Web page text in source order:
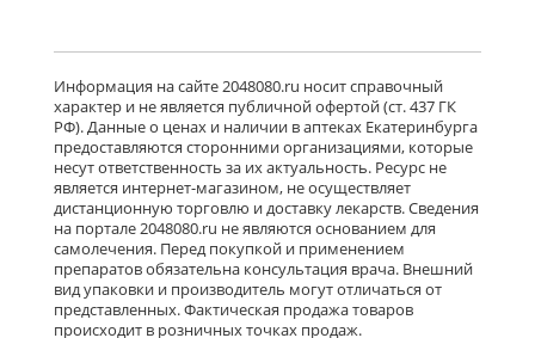
Гленцет (таблетки покрытые
пленочной оболочкой 5 мг N10)
Гленмарк Дженерикс Лимитед -
Индия
Нет в аптеках города
Гленцет (таблетки покрытые
пленочной оболочкой 5 мг N14)
Гленмарк Дженерикс Лимитед -
Индия
Нет в аптеках города
Информация на сайте 2048080.ru носит справочный
характер и не является публичной офертой (ст. 437 ГК
РФ). Данные о ценах и наличии в аптеках Екатеринбурга
предоставляются сторонними организациями, которые
несут ответственность за их актуальность. Ресурс не
является интернет-магазином, не осуществляет
дистанционную торговлю и доставку лекарств. Сведения
на портале 2048080.ru не являются основанием для
самолечения. Перед покупкой и применением
препаратов обязательна консультация врача. Внешний
вид упаковки и производитель могут отличаться от
представленных. Фактическая продажа товаров
происходит в розничных точках продаж.